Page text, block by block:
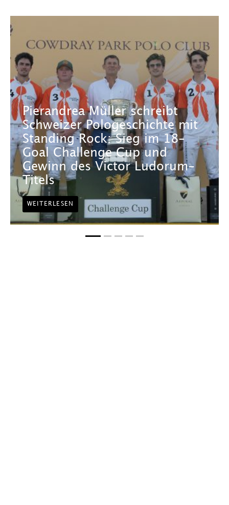
Pierandrea Müller schreibt
Schweizer Pologeschichte mit
Standing Rock: Sieg im 18-
Goal Challenge Cup und
Gewinn des Victor Ludorum-
Titels
WEITERLESEN